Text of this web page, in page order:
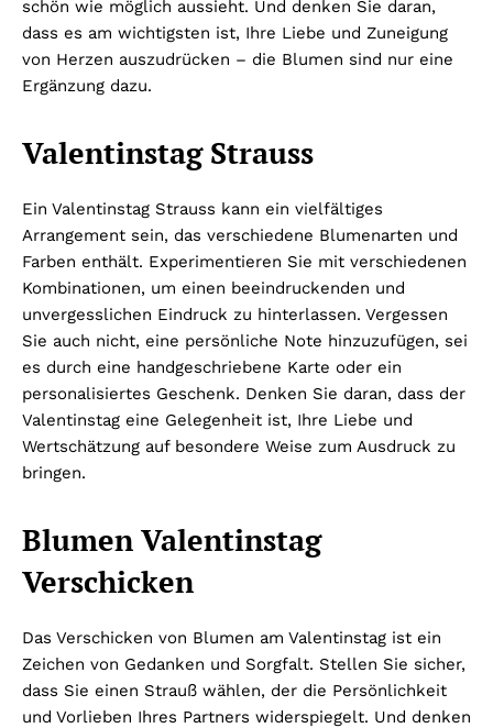
schön wie möglich aussieht. Und denken Sie daran,
dass es am wichtigsten ist, Ihre Liebe und Zuneigung
von Herzen auszudrücken – die Blumen sind nur eine
Ergänzung dazu.
Valentinstag Strauss
Ein Valentinstag Strauss kann ein vielfältiges
Arrangement sein, das verschiedene Blumenarten und
Farben enthält. Experimentieren Sie mit verschiedenen
Kombinationen, um einen beeindruckenden und
unvergesslichen Eindruck zu hinterlassen. Vergessen
Sie auch nicht, eine persönliche Note hinzuzufügen, sei
es durch eine handgeschriebene Karte oder ein
personalisiertes Geschenk. Denken Sie daran, dass der
Valentinstag eine Gelegenheit ist, Ihre Liebe und
Wertschätzung auf besondere Weise zum Ausdruck zu
bringen.
Blumen Valentinstag
Verschicken
Das Verschicken von Blumen am Valentinstag ist ein
Zeichen von Gedanken und Sorgfalt. Stellen Sie sicher,
dass Sie einen Strauß wählen, der die Persönlichkeit
und Vorlieben Ihres Partners widerspiegelt. Und denken